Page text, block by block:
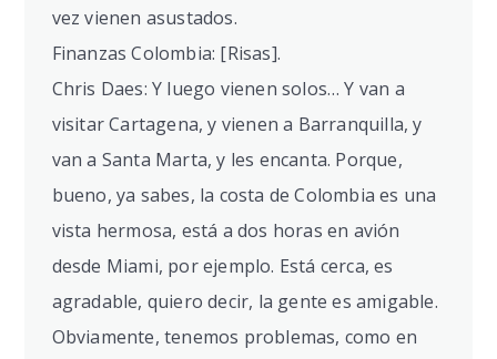
vez vienen asustados.
Finanzas Colombia: [Risas].
Chris Daes: Y luego vienen solos… Y van a
visitar Cartagena, y vienen a Barranquilla, y
van a Santa Marta, y les encanta. Porque,
bueno, ya sabes, la costa de Colombia es una
vista hermosa, está a dos horas en avión
desde Miami, por ejemplo. Está cerca, es
agradable, quiero decir, la gente es amigable.
Obviamente, tenemos problemas, como en